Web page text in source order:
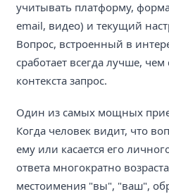
учитывать платформу,
email, видео) и текущий
Вопрос, встроенный в
сработает всегда лучше,
контекста запрос.
Один из самых мощных
Когда человек видит, что
ему или касается его
ответа многократно
местоимения "вы", "ваш",